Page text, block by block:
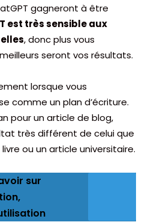
gagneront à être
est très sensible aux
, donc plus vous
seront vos résultats.
lorsque vous
comme un plan d’écriture.
pour un article de blog,
très différent de celui que
ou un article universitaire.
sur